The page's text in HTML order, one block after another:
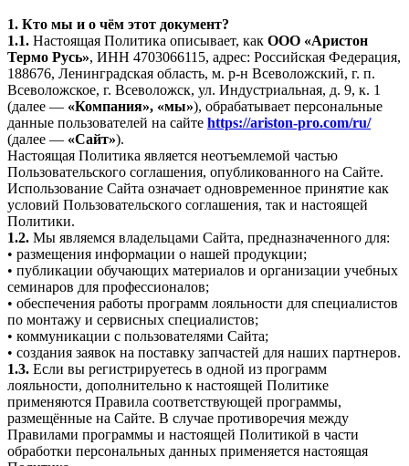
1. Кто мы и о чём этот документ?
1.1. Настоящая Политика описывает, как ООО «Аристон
Термо Русь», ИНН 4703066115, адрес: Российская Федерация,
188676, Ленинградская область, м. р-н Всеволожский, г. п.
Всеволожское, г. Всеволожск, ул. Индустриальная, д. 9, к. 1
(далее — «Компания», «мы»), обрабатывает персональные
данные пользователей на сайте https://ariston-pro.com/ru/
(далее — «Сайт»).
Настоящая Политика является неотъемлемой частью
Пользовательского соглашения, опубликованного на Сайте.
Использование Сайта означает одновременное принятие как
условий Пользовательского соглашения, так и настоящей
Политики.
1.2. Мы являемся владельцами Сайта, предназначенного для:
• размещения информации о нашей продукции;
• публикации обучающих материалов и организации учебных
семинаров для профессионалов;
• обеспечения работы программ лояльности для специалистов
по монтажу и сервисных специалистов;
• коммуникации с пользователями Сайта;
• создания заявок на поставку запчастей для наших партнеров.
1.3. Если вы регистрируетесь в одной из программ
лояльности, дополнительно к настоящей Политике
применяются Правила соответствующей программы,
размещённые на Сайте. В случае противоречия между
Правилами программы и настоящей Политикой в части
обработки персональных данных применяется настоящая